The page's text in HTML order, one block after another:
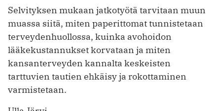
Selvityksen mukaan jatkotyötä tarvitaan muun
muassa siitä, miten paperittomat tunnistetaan
terveydenhuollossa, kuinka avohoidon
lääkekustannukset korvataan ja miten
kansanterveyden kannalta keskeisten
tarttuvien tautien ehkäisy ja rokottaminen
varmistetaan.